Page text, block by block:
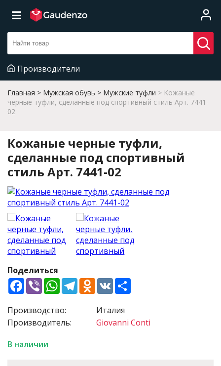
Производители
Главная Мужская обувь Мужские туфли
Кожаные
черные туфли, сделанные под спортивный стиль Арт. 7441-
02
Кожаные черные туфли,
сделанные под спортивный
стиль Арт. 7441-02
Поделиться
Facebook
ViberWhatsApp
TelegramOdnoklassniki
VK
Производство:
Производитель:
Италия
Giovanni Conti
В наличии